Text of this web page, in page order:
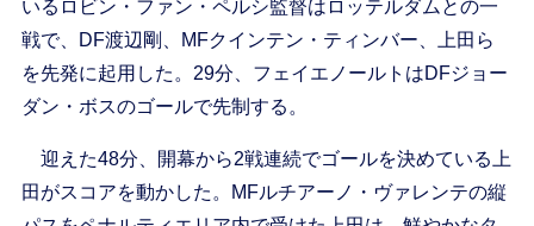
いるロビン・ファン・ペルシ監督はロッテルダムとの一
戦で、DF渡辺剛、MFクインテン・ティンバー、上田ら
を先発に起用した。29分、フェイエノールトはDFジョー
ダン・ボスのゴールで先制する。
迎えた48分、開幕から2戦連続でゴールを決めている上
田がスコアを動かした。MFルチアーノ・ヴァレンテの縦